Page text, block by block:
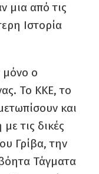
μια από τις
Ιστορία
μόνο ο
Το ΚΚΕ, το
και
τις δικές
Γρίβα, την
Τάγματα